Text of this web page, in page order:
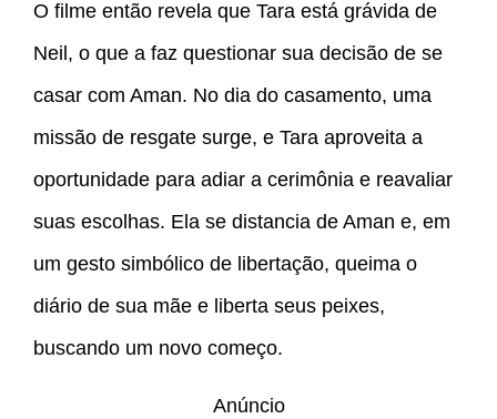
O filme então revela que Tara está grávida de
Neil, o que a faz questionar sua decisão de se
casar com Aman. No dia do casamento, uma
missão de resgate surge, e Tara aproveita a
oportunidade para adiar a cerimônia e reavaliar
suas escolhas. Ela se distancia de Aman e, em
um gesto simbólico de libertação, queima o
diário de sua mãe e liberta seus peixes,
buscando um novo começo.
Anúncio